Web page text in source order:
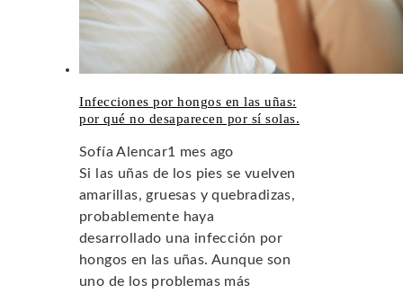
Infecciones por hongos en las uñas:
por qué no desaparecen por sí solas.
Sofía Alencar1 mes ago
Si las uñas de los pies se vuelven
amarillas, gruesas y quebradizas,
probablemente haya
desarrollado una infección por
hongos en las uñas. Aunque son
uno de los problemas más